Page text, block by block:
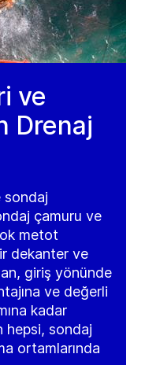
ve
Drenaj
sondaj
çamuru ve
metot
dekanter ve
giriş yönünde
ve değerli
kadar
hepsi, sondaj
ortamlarında